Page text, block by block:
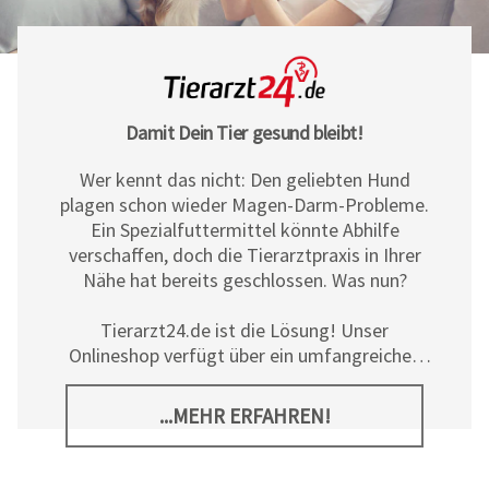
Damit Dein Tier gesund bleibt!
Wer kennt das nicht: Den geliebten Hund
plagen schon wieder Magen-Darm-Probleme.
Ein Spezialfuttermittel könnte Abhilfe
verschaffen, doch die Tierarztpraxis in Ihrer
Nähe hat bereits geschlossen. Was nun?
Tierarzt24.de ist die Lösung! Unser
Onlineshop verfügt über ein umfangreiches
Sortiment an Diät- und
Ergänzungsfuttermitteln, Pflegeprodukten
sowie allerlei tierischem Zubehör für Hunde,
Katzen und Pferde. Neben den hochwertigen
...MEHR ERFAHREN!